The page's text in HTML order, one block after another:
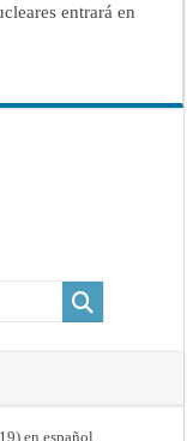
entrará en
en español